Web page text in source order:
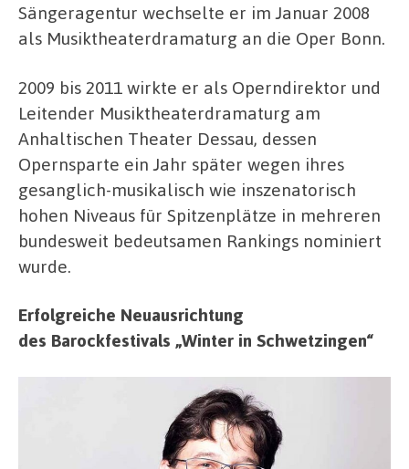
Sängeragentur wechselte er im Januar 2008
als Musiktheaterdramaturg an die Oper Bonn.
2009 bis 2011 wirkte er als Operndirektor und
Leitender Musiktheaterdramaturg am
Anhaltischen Theater Dessau, dessen
Opernsparte ein Jahr später wegen ihres
gesanglich-musikalisch wie inszenatorisch
hohen Niveaus für Spitzenplätze in mehreren
bundesweit bedeutsamen Rankings nominiert
wurde.
Erfolgreiche Neuausrichtung
des Barockfestivals „Winter in Schwetzingen“